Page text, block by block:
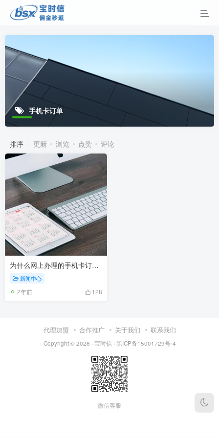
手机卡订单
排序 更新 浏览 点赞 评论
为什么网上办理的手机卡订单还没发货？
新闻中心
2年前 128
代理加盟 合作推广 关于我们 联系我们
Copyright © 2026 · 宝时信· 黑ICP备15001729号-4
微信客服